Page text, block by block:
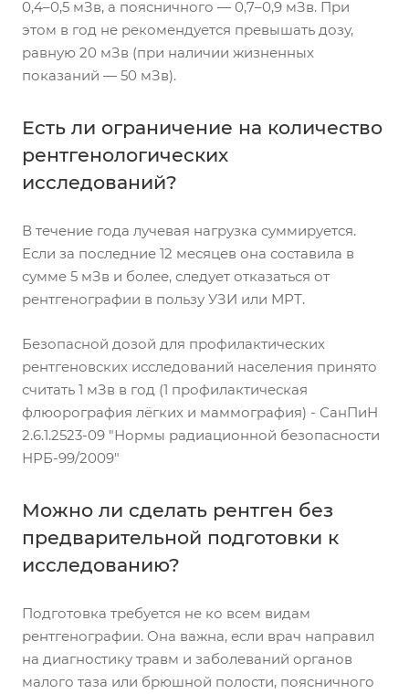
0,4–0,5 мЗв, а поясничного — 0,7–0,9 мЗв. При
этом в год не рекомендуется превышать дозу,
равную 20 мЗв (при наличии жизненных
показаний — 50 мЗв).
Есть ли ограничение на количество
рентгенологических
исследований?
В течение года лучевая нагрузка суммируется.
Если за последние 12 месяцев она составила в
сумме 5 мЗв и более, следует отказаться от
рентгенографии в пользу УЗИ или МРТ.
Безопасной дозой для профилактических
рентгеновских исследований населения принято
считать 1 мЗв в год (1 профилактическая
флюорография лёгких и маммография) - СанПиН
2.6.1.2523-09 "Нормы радиационной безопасности
НРБ-99/2009"
Можно ли сделать рентген без
предварительной подготовки к
исследованию?
Подготовка требуется не ко всем видам
рентгенографии. Она важна, если врач направил
на диагностику травм и заболеваний органов
малого таза или брюшной полости, поясничного